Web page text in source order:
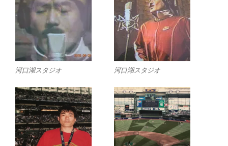
河口湖スタジオ 河口湖スタジオ